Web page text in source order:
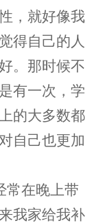
，就好像我
得自己的人
。那时候不
有一次，学
的大多数都
自己也更加
在晚上带
我家给我补